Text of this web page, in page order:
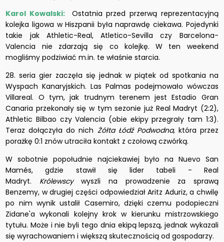
Karol Kowalski:
Ostatnia przed przerwą reprezentacyjną
kolejka ligowa w Hiszpanii była naprawdę ciekawa. Pojedynki
takie jak Athletic-Real, Atletico-Sevilla czy Barcelona-
Valencia nie zdarzają się co kolejkę. W ten weekend
mogliśmy podziwiać m.in. te właśnie starcia.
28. seria gier zaczęła się jednak w piątek od spotkania na
Wyspach Kanaryjskich. Las Palmas podejmowało wówczas
Villareal. O tym, jak trudnym terenem jest Estadio Gran
Canaria przekonały się w tym sezonie już Real Madryt (2:2),
Athletic Bilbao czy Valencia (obie ekipy przegrały tam 1:3).
Teraz dołączyła do nich Żółta Łódź Podwodna, która przez
porażkę 0:1 znów utraciła kontakt z czołową czwórką.
W sobotnie popołudnie najciekawiej było na Nuevo San
Mamés, gdzie stawił się lider tabeli - Real
Madryt. Królewscywyszli na prowadzenie za sprawą
Benzemy, w drugiej części odpowiedział Aritz Aduriz, a chwilę
po nim wynik ustalił Casemiro, dzięki czemu podopieczni
Zidane'a wykonali kolejny krok w kierunku mistrzowskiego
tytułu. Może i nie byli tego dnia ekipą lepszą, jednak wykazali
się wyrachowaniem i większą skutecznością od gospodarzy.